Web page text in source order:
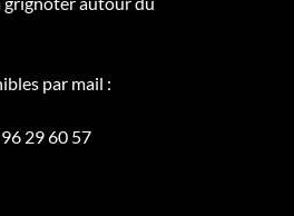
par mail :
29 60 57